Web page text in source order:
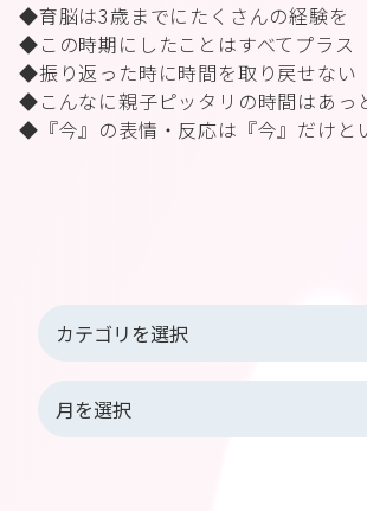
◆育脳は3歳までにたくさんの経験を
◆この時期にしたことはすべてプラス
◆振り返った時に時間を取り戻せない
◆こんなに親子ピッタリの時間はあっ
◆『今』の表情・反応は『今』だけと